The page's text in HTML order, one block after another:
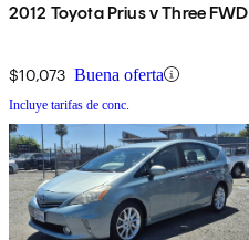
2012 Toyota Prius v Three FWD
$10,073 Buena oferta
Incluye tarifas de conc.